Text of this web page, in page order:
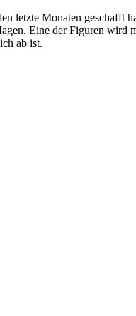
letzte Monaten geschafft
Eine der Figuren wird
ab ist.